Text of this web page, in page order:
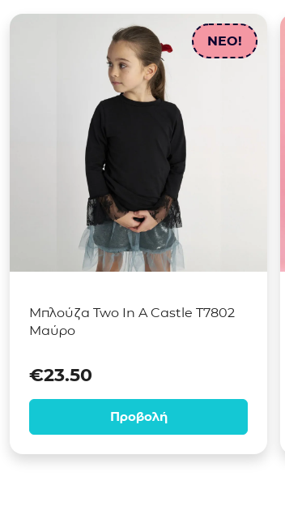
NEO!
Μπλούζα Two In A Castle Τ7802
Μαύρο
€23.50
Προβολή